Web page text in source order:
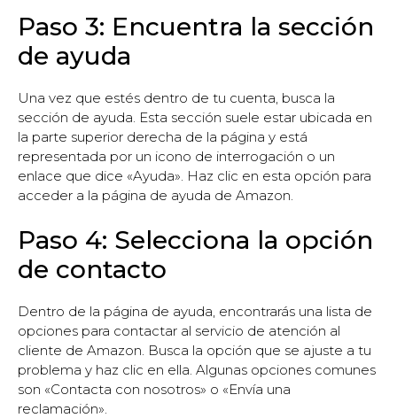
Paso 3: Encuentra la sección
de ayuda
Una vez que estés dentro de tu cuenta, busca la
sección de ayuda. Esta sección suele estar ubicada en
la parte superior derecha de la página y está
representada por un icono de interrogación o un
enlace que dice «Ayuda». Haz clic en esta opción para
acceder a la página de ayuda de Amazon.
Paso 4: Selecciona la opción
de contacto
Dentro de la página de ayuda, encontrarás una lista de
opciones para contactar al servicio de atención al
cliente de Amazon. Busca la opción que se ajuste a tu
problema y haz clic en ella. Algunas opciones comunes
son «Contacta con nosotros» o «Envía una
reclamación».